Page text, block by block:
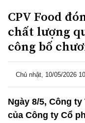
CPV Food
chất lượng
công bố
Chủ nhật, 10/05/2026
Ngày 8/5, Công
của Công ty Cổ